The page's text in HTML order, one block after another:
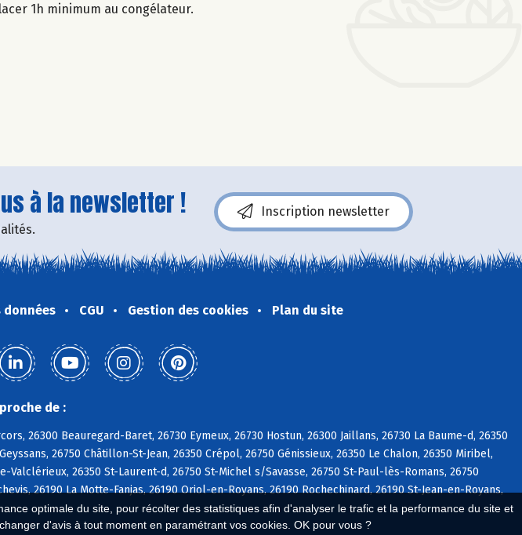
optimale du site, pour récolter des statistiques afin d'analyser le trafic et la performance du site et
d'avis à tout moment en paramétrant vos cookies. OK pour vous ?
1h minimum au congélateur.
à la newsletter ! Inscription newsletter
CGU Gestion des cookies Plan du site
de :
26300 Beauregard-Baret, 26730 Eymeux, 26730 Hostun, 26300 Jaillans, 26730 La Baume-d, 26350
26750 Châtillon-St-Jean, 26350 Crépol, 26750 Génissieux, 26350 Le Chalon, 26350 Miribel,
Valclérieux, 26350 St-Laurent-d, 26750 St-Michel s/Savasse, 26750 St-Paul-lès-Romans, 26750
26190 La Motte-Fanjas, 26190 Oriol-en-Royans, 26190 Rochechinard, 26190 St-Jean-en-Royans,